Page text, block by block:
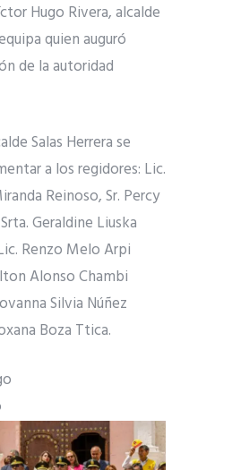
Hugo Rivera, alcalde
quien auguró
de la autoridad
Salas Herrera se
a los regidores: Lic.
Reinoso, Sr. Percy
Geraldine Liuska
Renzo Melo Arpi
Alonso Chambi
Silvia Núñez
Boza Ttica.